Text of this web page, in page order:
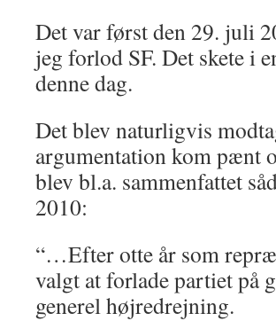
Det var først den 29. juli
jeg forlod SF. Det skete i
denne dag.
Det blev naturligvis
argumentation kom pænt
blev bl.a. sammenfattet
2010:
“…Efter otte år som
valgt at forlade partiet på
generel højredrejning.